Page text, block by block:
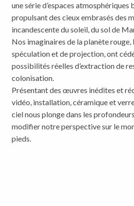
une série d’espaces atmosphériques
propulsant des cieux embrasés des
incandescente du soleil, du sol de
Nos imaginaires de la planète
spéculation et de projection, ont
possibilités réelles d’extraction de
colonisation.
Présentant des œuvres inédites et
vidéo, installation, céramique et
ciel nous plonge dans les
modifier notre perspective sur le
pieds.